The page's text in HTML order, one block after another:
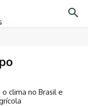
clima no Brasil e